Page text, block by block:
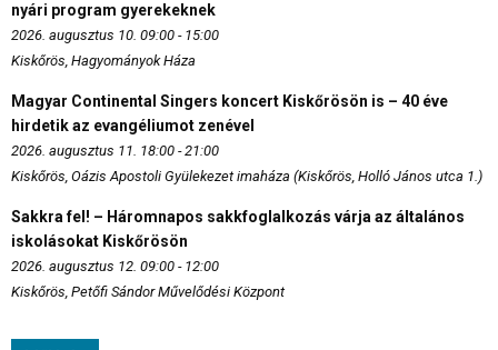
nyári program gyerekeknek
2026. augusztus 10. 09:00 - 15:00
Kiskőrös, Hagyományok Háza
Magyar Continental Singers koncert Kiskőrösön is – 40 éve
hirdetik az evangéliumot zenével
2026. augusztus 11. 18:00 - 21:00
Kiskőrös, Oázis Apostoli Gyülekezet imaháza (Kiskőrös, Holló János utca 1.)
Sakkra fel! – Háromnapos sakkfoglalkozás várja az általános
iskolásokat Kiskőrösön
2026. augusztus 12. 09:00 - 12:00
Kiskőrös, Petőfi Sándor Művelődési Központ